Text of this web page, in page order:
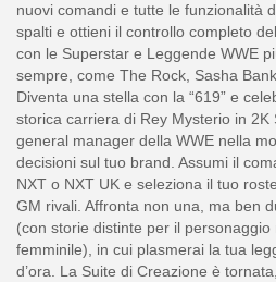
nuovi comandi e tutte le funzionalità
spalti e ottieni il controllo completo
con le Superstar e Leggende WWE
sempre, come The Rock, Sasha
Diventa una stella con la “619” e
storica carriera di Rey Mysterio in 2K
general manager della WWE nella
decisioni sul tuo brand. Assumi il
NXT o NXT UK e seleziona il tuo
GM rivali. Affronta non una, ma ben
(con storie distinte per il personaggio
femminile), in cui plasmerai la tua
d’ora. La Suite di Creazione è